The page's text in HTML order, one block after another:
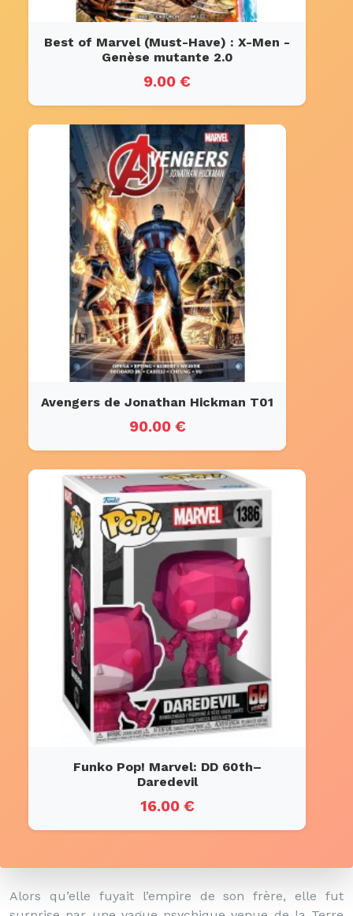
Best of Marvel (Must-Have) : X-Men -
Genèse mutante 2.0
9.00 €
Avengers de Jonathan Hickman T01
90.00 €
Funko Pop! Marvel: DD 60th–
Daredevil
16.00 €
Alors qu’elle fuyait l’empire de son frère, elle fut